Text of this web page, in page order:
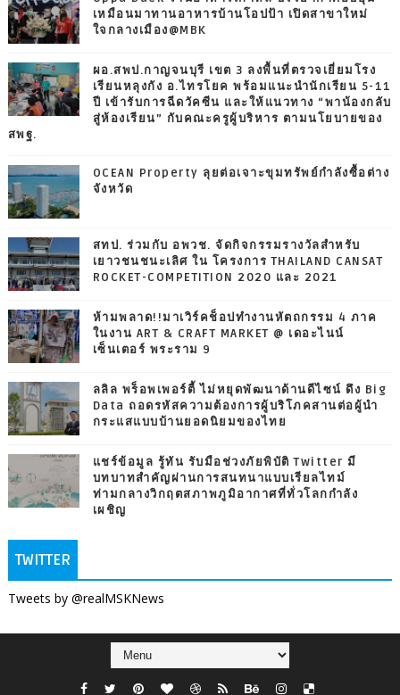
เหมือนมาทานอาหารบ้านโอปป้า เปิดสาขาใหม่
ใจกลางเมือง@MBK
ผอ.สพป.กาญจนบุรี เขต 3 ลงพื้นที่ตรวจเยี่ยมโรง
เรียนหลุงกัง อ.ไทรโยค พร้อมแนะนำนักเรียน 5-11
ปี เข้ารับการฉีดวัคซีน และให้แนวทาง “พาน้องกลับ
สู่ห้องเรียน” กับคณะครูผู้บริหาร ตามนโยบายของ
สพฐ.
OCEAN Property ลุยต่อเจาะขุมทรัพย์กำลังซื้อต่าง
จังหวัด
สทป. ร่วมกับ อพวช. จัดกิจกรรมรางวัลสำหรับ
เยาวชนชนะเลิศ ใน โครงการ THAILAND CANSAT
ROCKET-COMPETITION 2020 และ 2021
ห้ามพลาด!!มาเวิร์คช็อปทำงานหัตถกรรม 4 ภาค
ในงาน ART & CRAFT MARKET @ เดอะไนน์
เซ็นเตอร์ พระราม 9
ลลิล พร็อพเพอร์ตี้ ไม่หยุดพัฒนาด้านดีไซน์ ดึง Big
Data ถอดรหัสความต้องการผู้บริโภคสานต่อผู้นำ
กระแสแบบบ้านยอดนิยมของไทย
แชร์ข้อมูล รู้ทัน รับมือช่วงภัยพิบัติ Twitter มี
บทบาทสำคัญผ่านการสนทนาแบบเรียลไทม์
ท่ามกลางวิกฤตสภาพภูมิอากาศที่ทั่วโลกกำลัง
เผชิญ
TWITTER
Tweets by @realMSKNews